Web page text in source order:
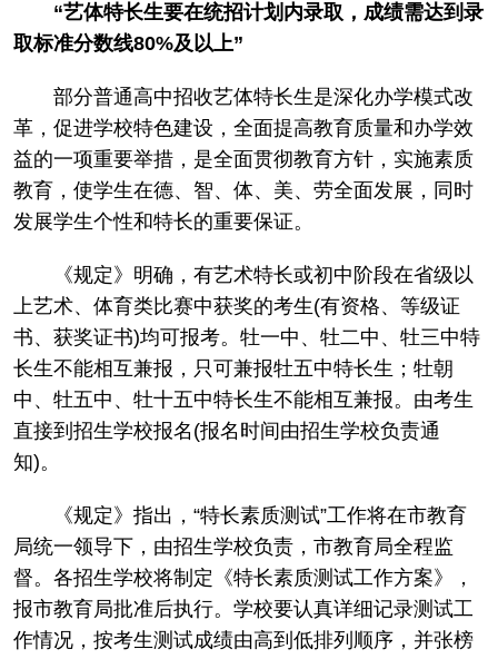
“艺体特长生要在统招计划内录取，成绩需达到录
取标准分数线80%及以上”
部分普通高中招收艺体特长生是深化办学模式改
革，促进学校特色建设，全面提高教育质量和办学效
益的一项重要举措，是全面贯彻教育方针，实施素质
教育，使学生在德、智、体、美、劳全面发展，同时
发展学生个性和特长的重要保证。
《规定》明确，有艺术特长或初中阶段在省级以
上艺术、体育类比赛中获奖的考生(有资格、等级证
书、获奖证书)均可报考。牡一中、牡二中、牡三中特
长生不能相互兼报，只可兼报牡五中特长生；牡朝
中、牡五中、牡十五中特长生不能相互兼报。由考生
直接到招生学校报名(报名时间由招生学校负责通
知)。
《规定》指出，“特长素质测试”工作将在市教育
局统一领导下，由招生学校负责，市教育局全程监
督。各招生学校将制定《特长素质测试工作方案》，
报市教育局批准后执行。学校要认真详细记录测试工
作情况，按考生测试成绩由高到低排列顺序，并张榜